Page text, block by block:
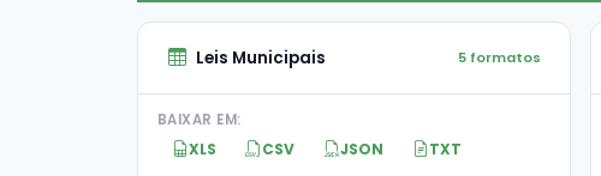
Leis Municipais 5 formatos
BAIXAR EM:
XLS CSV JSON
TXT